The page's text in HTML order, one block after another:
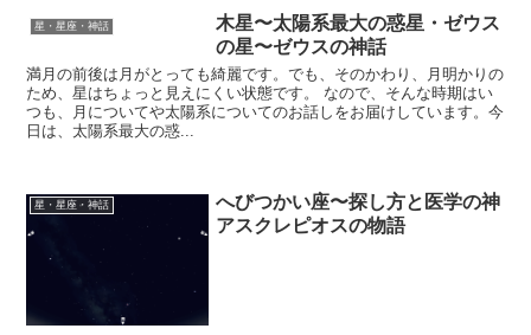
星・星座・神話
木星〜太陽系最大の惑星・ゼウス
の星〜ゼウスの神話
満月の前後は月がとっても綺麗です。でも、そのかわり、月明かりの
ため、星はちょっと見えにくい状態です。 なので、そんな時期はい
つも、月についてや太陽系についてのお話しをお届けしています。今
日は、太陽系最大の惑...
星・星座・神話
へびつかい座〜探し方と医学の神
アスクレピオスの物語